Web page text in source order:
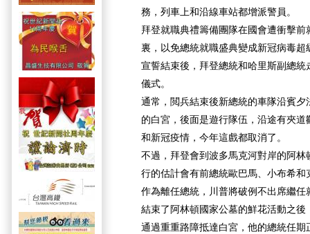
務，列車上和沿線車站都增派警員。
拜登就職典禮籌備團隊在國會遭衝擊
裏，以免總統就職盛典變成新冠病毒超
宣誓結束後，拜登總統和哈里斯副總
儀式。
通常，閲兵結束後新總統的車隊沿賓夕
的白宮，後面是遊行隊伍，沿途有夾
和新冠疫情，今年這戲都取消了。
不過，拜登會到波多馬克河對岸的阿
行的估計會有前總統歐巴馬、小布希
作為離任總統，川普將破例不出席繼
結束了阿林頓國家公墓的鮮花活動之後
通過重重路障抵達白宮，他的總統任期